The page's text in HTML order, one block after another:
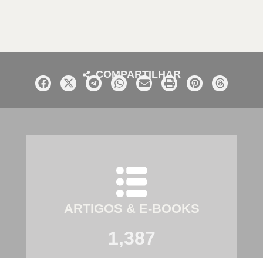
COMPARTILHAR
ARTIGOS & E-BOOKS
1,387